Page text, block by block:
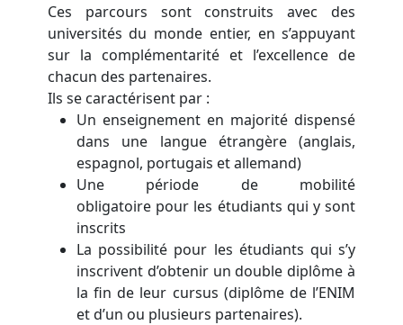
Ces parcours sont construits avec des
universités du monde entier, en s’appuyant
sur la complémentarité et l’excellence de
chacun des partenaires.
Ils se caractérisent par :
Un enseignement en majorité dispensé
dans une langue étrangère (anglais,
espagnol, portugais et allemand)
Une période de mobilité
obligatoire pour les étudiants qui y sont
inscrits
La possibilité pour les étudiants qui s’y
inscrivent d’obtenir un double diplôme à
la fin de leur cursus (diplôme de l’ENIM
et d’un ou plusieurs partenaires).